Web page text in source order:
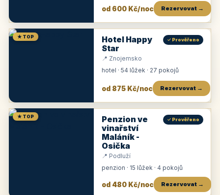
od 600 Kč/noc Rezervovat →
★ TOP
Hotel Happy
Star
✓ Prověřeno
📍 Znojemsko
hotel · 54 lůžek · 27 pokojů
od 875 Kč/noc Rezervovat →
★ TOP
Penzion ve
vinařství
Maláník -
Osička
✓ Prověřeno
📍 Podluží
penzion · 15 lůžek · 4 pokojů
od 480 Kč/noc Rezervovat →